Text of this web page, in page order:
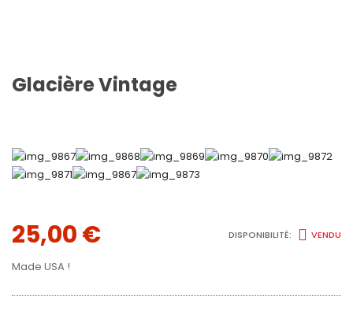
Glacière Vintage
25,00€ DISPONIBILITÉ: VENDU
Made USA !